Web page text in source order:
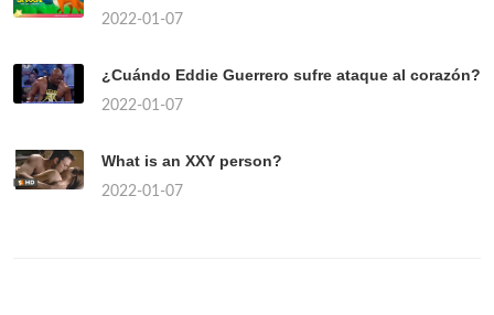
2022-01-07
¿Cuándo Eddie Guerrero sufre ataque al corazón?
2022-01-07
What is an XXY person?
2022-01-07